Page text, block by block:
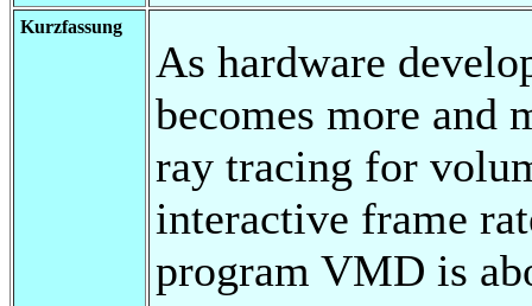
Kurzfassung
As hardware
becomes more and
ray tracing for
interactive frame
program VMD is